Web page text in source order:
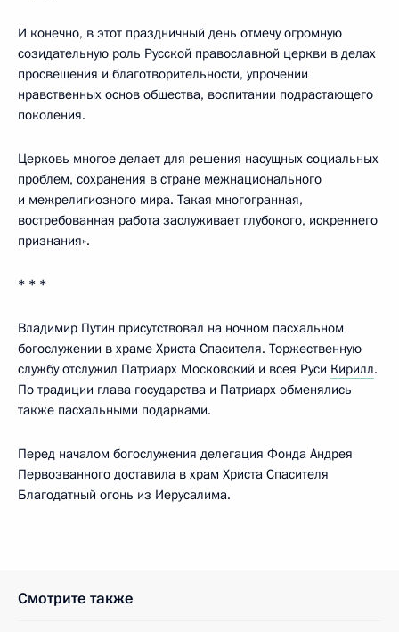
И конечно, в этот праздничный день отмечу огромную
созидательную роль Русской православной церкви в делах
просвещения и благотворительности, упрочении
нравственных основ общества, воспитании подрастающего
поколения.
Церковь многое делает для решения насущных социальных
проблем, сохранения в стране межнационального
и межрелигиозного мира. Такая многогранная,
востребованная работа заслуживает глубокого, искреннего
признания».
* * *
Владимир Путин присутствовал на ночном пасхальном
богослужении в храме Христа Спасителя. Торжественную
службу отслужил Патриарх Московский и всея Руси Кирилл.
По традиции глава государства и Патриарх обменялись
также пасхальными подарками.
Перед началом богослужения делегация Фонда Андрея
Первозванного доставила в храм Христа Спасителя
Благодатный огонь из Иерусалима.
Смотрите также